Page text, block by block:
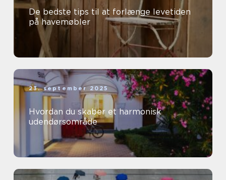
De bedste tips til at forlænge levetiden
på havemøbler
23. september 2025
Hvordan du skaber et harmonisk
udendørsområde